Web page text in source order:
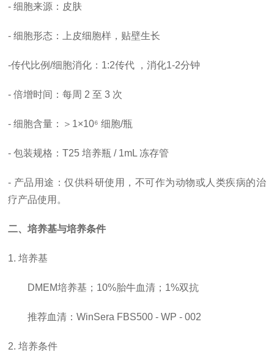
- 细胞来源：皮肤
- 细胞形态：上皮细胞样，贴壁生长
-传代比例/细胞消化 ： 1:2传代 ，消化1-2分钟
-倍增时间 ：每周 2 至 3 次
- 细胞含量：＞1×10⁶ 细胞/瓶
- 包装规格：T25 培养瓶 / 1mL 冻存管
- 产品用途：仅供科研使用， 不可作为动物或人类疾病的治
疗产品使用。
二、培养基与培养条件
1. 培养基
DMEM培养基；10%胎牛血清；1%双抗
推荐血清：WinSera FBS500 - WP - 002
2. 培养条件